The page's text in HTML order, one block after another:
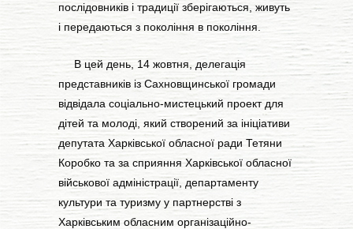
послідовників і традиції зберігаються, живуть
і передаються з покоління в покоління.
В цей день, 14 жовтня, делегація
представників із Сахновщинської громади
відвідала соціально-мистецький проект для
дітей та молоді, який створений за ініціативи
депутата Харківської обласної ради Тетяни
Коробко та за сприяння Харківської обласної
військової адміністрації, департаменту
культури та туризму у партнерстві з
Харківським обласним організаційно-